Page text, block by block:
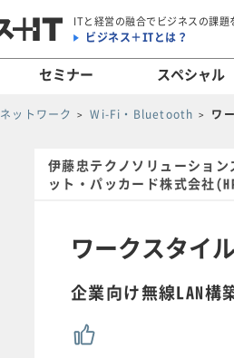
ITと経営の融合でビジネスの課題
ビジネス＋ITとは？
セミナー スペシャル
ネットワーク Wi-Fi・Bluetooth ワ
伊藤忠テクノソリューショ
ット・パッカード株式会社
ワークスタイ
企業向け無線LAN構